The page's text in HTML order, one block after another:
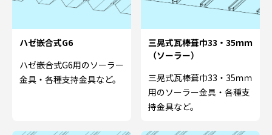
ハゼ嵌合式G6
ハゼ嵌合式G6用のソーラー
金具・各種支持金具など。
三晃式瓦棒葺巾33・35ｍｍ
（ソーラー）
三晃式瓦棒葺巾33・35ｍｍ
用のソーラー金具・各種支
持金具など。